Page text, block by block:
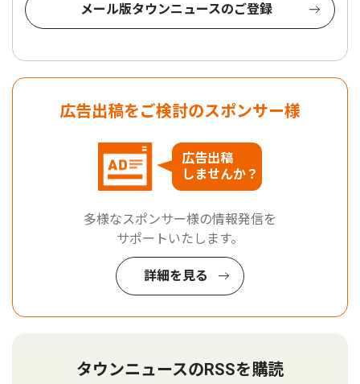
メール版タウンニュースのご登録
広告出稿をご検討のスポンサー様
広告出稿
しませんか？
多様なスポンサー様の情報発信を
サポートいたします。
詳細を見る
タウンニュースのRSSを購読